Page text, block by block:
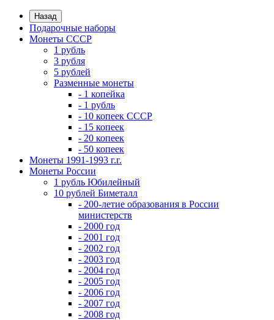
Назад
Подарочные наборы
Монеты СССР
1 рубль
3 рубля
5 рублей
Разменные монеты
- 1 копейка
- 1 рубль
- 10 копеек СССР
- 15 копеек
- 20 копеек
- 50 копеек
Монеты 1991-1993 г.г.
Монеты России
1 рубль Юбилейный
10 рублей Биметалл
- 200-летие образования в России
министерств
- 2000 год
- 2001 год
- 2002 год
- 2003 год
- 2004 год
- 2005 год
- 2006 год
- 2007 год
- 2008 год